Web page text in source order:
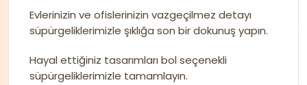
Evlerinizin ve ofislerinizin vazgeçilmez detayı
süpürgeliklerimizle şıklığa son bir dokunuş yapın.
Hayal ettiğiniz tasarımları bol seçenekli
süpürgeliklerimizle tamamlayın.